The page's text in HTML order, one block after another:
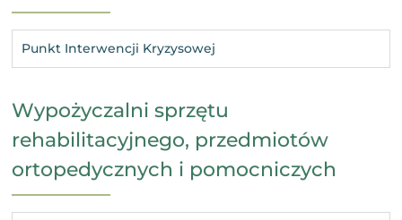
Punkt Interwencji Kryzysowej
Wypożyczalni sprzętu
rehabilitacyjnego, przedmiotów
ortopedycznych i pomocniczych